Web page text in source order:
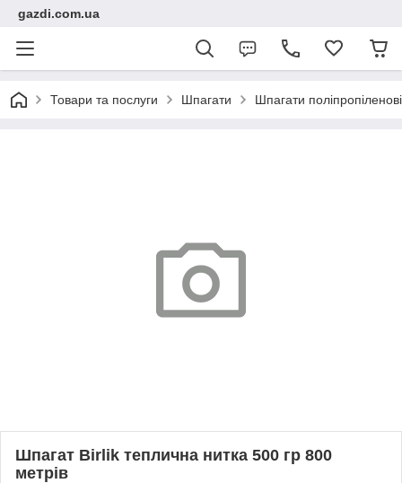
gazdi.com.ua
Товари та послуги Шпагати Шпагати поліпропіленові
Шпагат Birlik теплична нитка 500 гр 800
метрів